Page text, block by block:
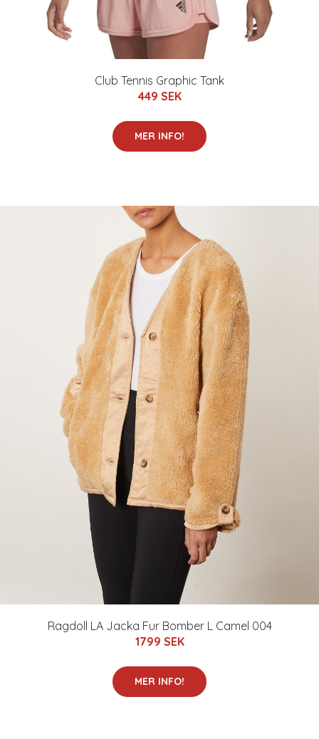
Club Tennis Graphic Tank
449 SEK
MER INFO!
Ragdoll LA Jacka Fur Bomber L Camel 004
1799 SEK
MER INFO!